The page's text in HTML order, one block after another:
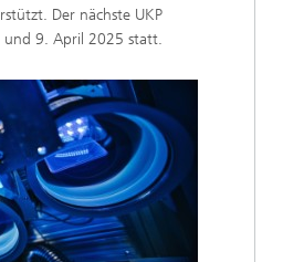
Der nächste UKP
9. April 2025 statt.